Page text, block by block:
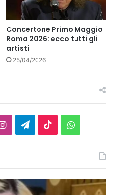
Concertone Primo Maggio
Roma 2026: ecco tutti gli
artisti
25/04/2026
InstagramTelegram
TikTok